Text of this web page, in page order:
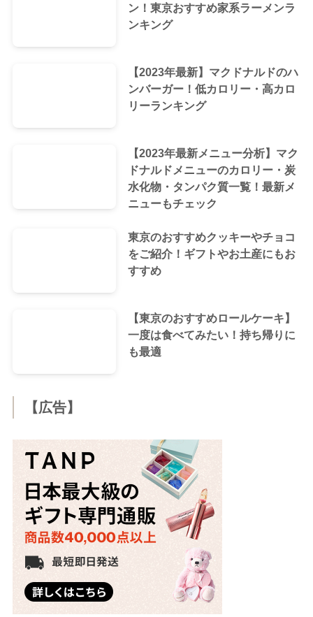
ン！東京おすすめ家系ラーメンラ
ンキング
【2023年最新】マクドナルドのハ
ンバーガー！低カロリー・高カロ
リーランキング
【2023年最新メニュー分析】マク
ドナルドメニューのカロリー・炭
水化物・タンパク質一覧！最新メ
ニューもチェック
東京のおすすめクッキーやチョコ
をご紹介！ギフトやお土産にもお
すすめ
【東京のおすすめロールケーキ】
一度は食べてみたい！持ち帰りに
も最適
【広告】